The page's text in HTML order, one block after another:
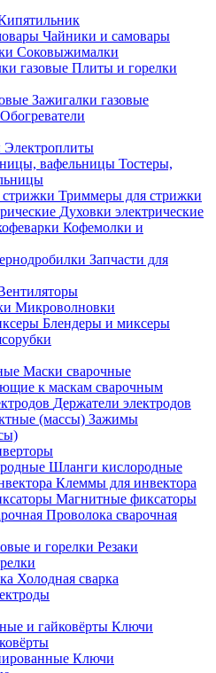
Чайники и самовары
Соковыжималки
Плиты и горелки
Зажигалки газовые
Обогреватели
Электроплиты
Тостеры,
Триммеры для стрижки
Духовки электрические
Кофемолки и
Запчасти для
Микроволновки
Блендеры и миксеры
Маски сварочные
к маскам сварочным
Держатели электродов
Зажимы
Шланги кислородные
Клеммы для инвектора
Магнитные фиксаторы
Проволока сварочная
Резаки
Холодная сварка
Ключи
Ключи